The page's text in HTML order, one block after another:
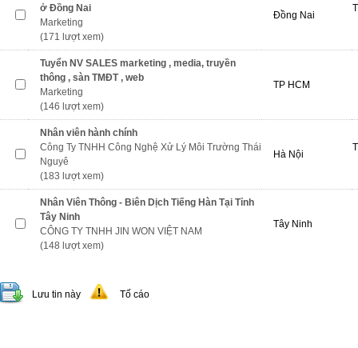
ở Đồng Nai
Marketing
(171 lượt xem)
Đồng Nai
Tuyển NV SALES marketing , media, truyền
thông , sàn TMĐT , web
Marketing
(146 lượt xem)
TP HCM
Nhân viên hành chính
Công Ty TNHH Công Nghệ Xử Lý Môi Trường Thái
Nguyê
(183 lượt xem)
Hà Nội
Nhân Viên Thông - Biên Dịch Tiếng Hàn Tại Tỉnh
Tây Ninh
CÔNG TY TNHH JIN WON VIỆT NAM
(148 lượt xem)
Tây Ninh
Lưu tin này Tố cáo